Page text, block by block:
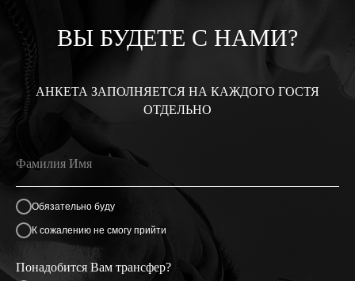
ВЫ БУДЕТЕ С НАМИ?
АНКЕТА ЗАПОЛНЯЕТСЯ НА КАЖДОГО ГОСТЯ
ОТДЕЛЬНО
Обязательно буду
К сожалению не смогу прийти
Понадобится Вам трансфер?